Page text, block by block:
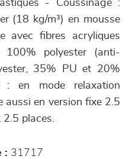
- Coussinage :
(18 kg/m³) en mousse
avec fibres acryliques
polyester (anti-
35% PU et 20%
: en mode relaxation
aussi en version fixe 2.5
2.5 places.
: 31717